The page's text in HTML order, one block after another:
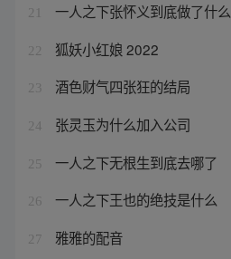
21 一人之下张怀义到底做了什么
22 狐妖小红娘 2022
23 酒色财气四张狂的结局
24 张灵玉为什么加入公司
25 一人之下无根生到底去哪了
26 一人之下王也的绝技是什么
27 雅雅的配音